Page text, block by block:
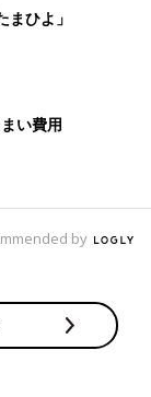
いうコメントが
めて新しくゴミ
回して干すのは
たからママ）
って決めます。
し、毎日の疲労
もち）
、という感じ。
させないように
ひよ」
い費用
by